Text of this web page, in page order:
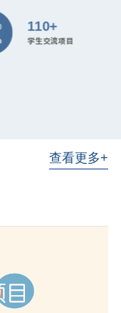
110+
学生交流项目
查看更多+